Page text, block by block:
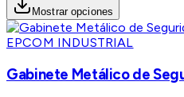
Mostrar opciones
EPCOM INDUSTRIAL
Gabinete Metálico de